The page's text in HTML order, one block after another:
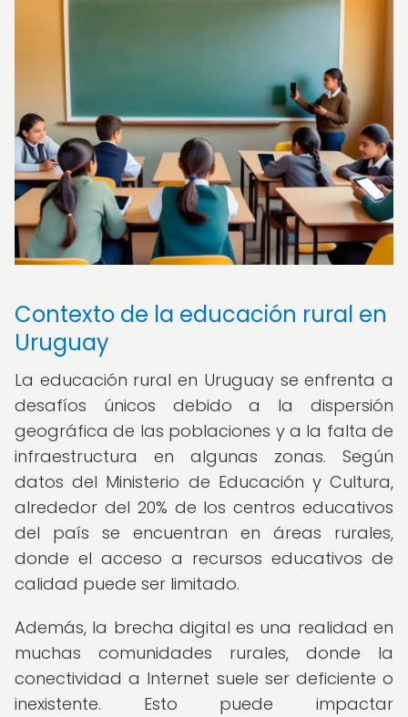
Contexto de la educación rural en
Uruguay
La educación rural en Uruguay se enfrenta a
desafíos únicos debido a la dispersión
geográfica de las poblaciones y a la falta de
infraestructura en algunas zonas. Según
datos del Ministerio de Educación y Cultura,
alrededor del 20% de los centros educativos
del país se encuentran en áreas rurales,
donde el acceso a recursos educativos de
calidad puede ser limitado.
Además, la brecha digital es una realidad en
muchas comunidades rurales, donde la
conectividad a Internet suele ser deficiente o
inexistente. Esto puede impactar